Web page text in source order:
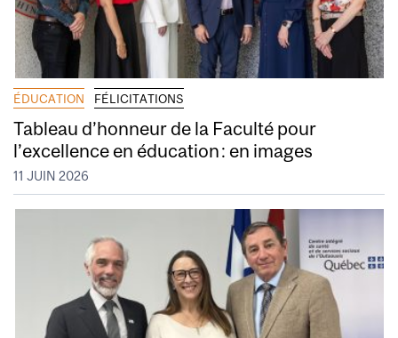
ÉDUCATION FÉLICITATIONS
Tableau d’honneur de la Faculté pour
l’excellence en éducation : en images
11 JUIN 2026